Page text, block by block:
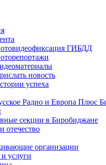
ГИБДД
новость
успеха
Радио и Европа Плюс
секции в Биробиджане
отечество
организации
услуги